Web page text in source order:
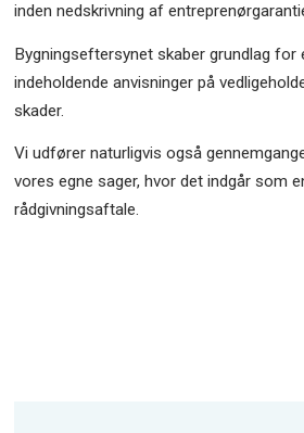
inden nedskrivning af
Bygningseftersynet skaber grundlag for
indeholdende anvisninger på
skader.
Vi udfører naturligvis også
vores egne sager, hvor det indgår som
rådgivningsaftale.